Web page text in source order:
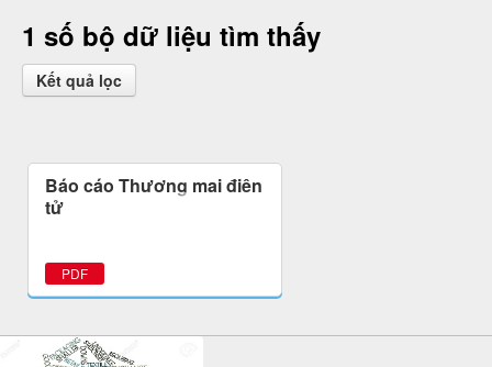
1 số bộ dữ liệu tìm thấy
Kết quả lọc
Báo cáo Thương mại điện
tử
PDF